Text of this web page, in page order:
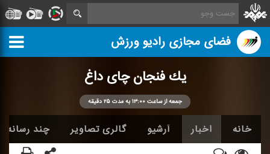
فضای مجازی رادیو ورزش
یك فنجان چای داغ
جمعه از ساعت ۱۳:۰۰ به مدت ۲۵ دقیقه
خانه اخبار آرشیو گالری تصاویر چند رسانه